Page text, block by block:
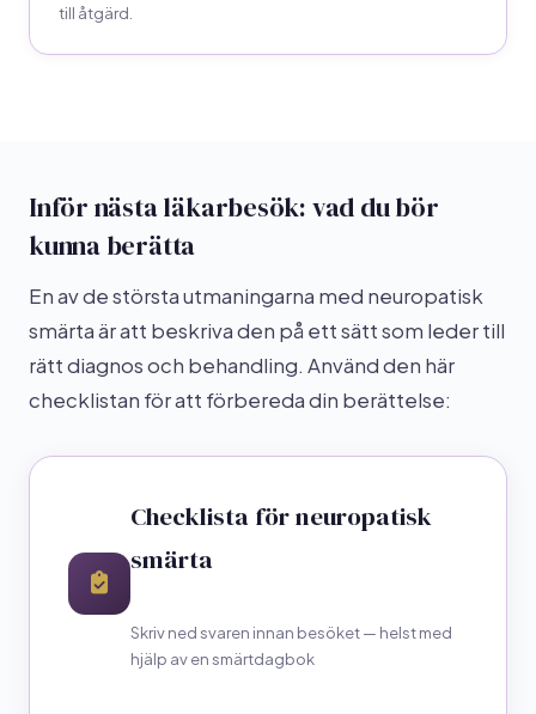
till åtgärd.
Inför nästa läkarbesök: vad du bör
kunna berätta
En av de största utmaningarna med neuropatisk
smärta är att beskriva den på ett sätt som leder till
rätt diagnos och behandling. Använd den här
checklistan för att förbereda din berättelse:
Checklista för neuropatisk
smärta
Skriv ned svaren innan besöket — helst med
hjälp av en smärtdagbok